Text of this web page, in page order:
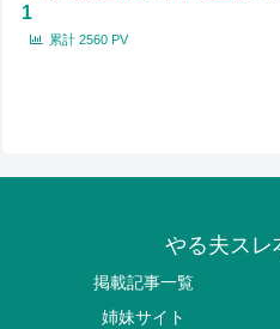
1
累計 2560 PV
やる夫スレ
掲載記事一覧
姉妹サイト